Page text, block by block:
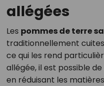
allégées
Les pommes de terre
traditionnellement
ce qui les rend
allégée, il est possible
en réduisant les